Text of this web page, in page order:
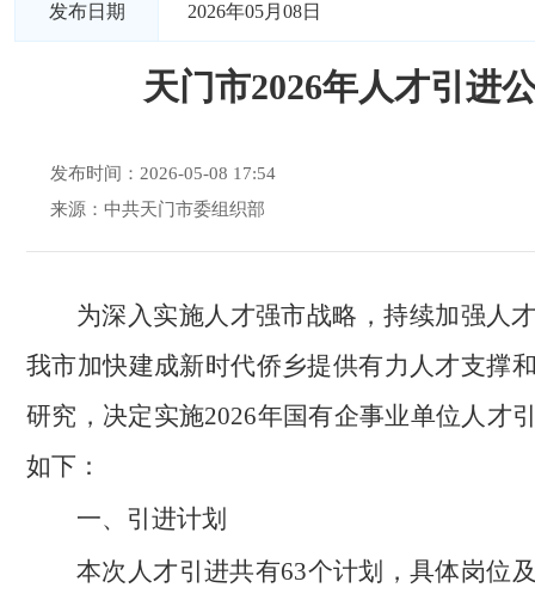
发布日期 2026年05月08日
天门市2026年人才引进
发布时间：2026-05-08 17:54
来源：中共天门市委组织部
为深入实施人才强市战略，持续加强人
我市加快建成新时代侨乡提供有力人才支撑
研究，决定实施2026年国有企事业单位人才
如下：
一、引进计划
本次人才引进共有63个计划，具体岗位